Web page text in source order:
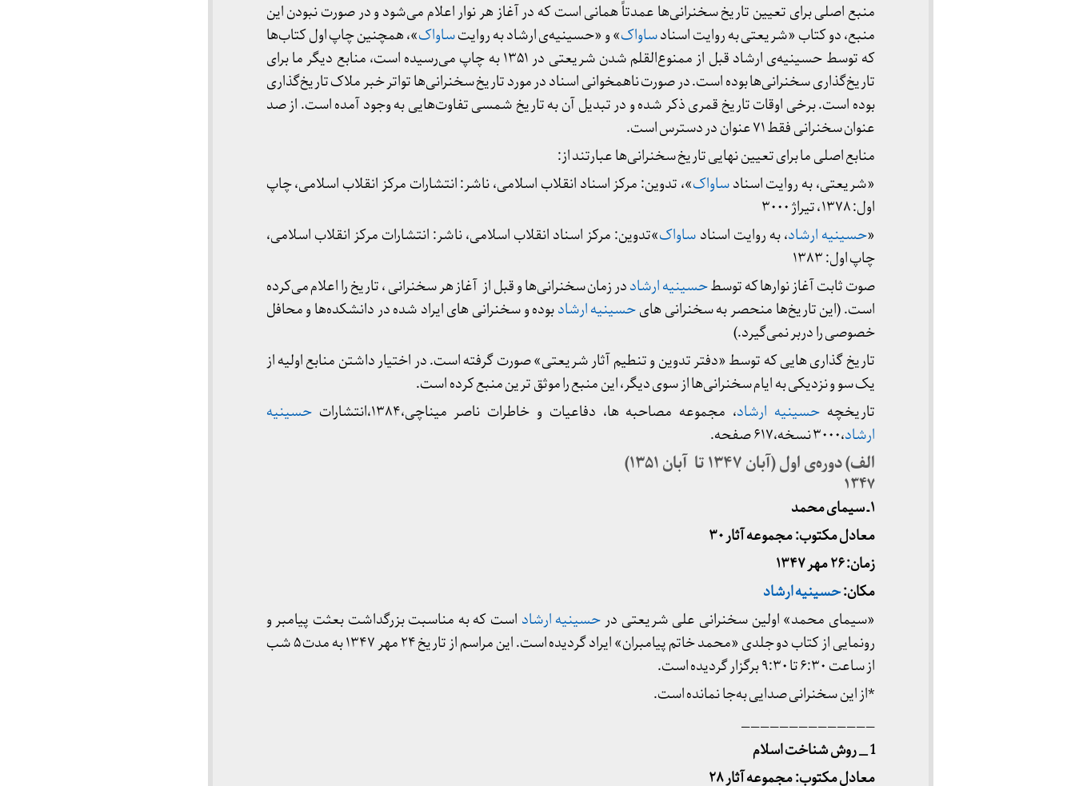
منبع اصلی برای تعیین تاریخ سخنرانی‌ها عمدتاً همانی است که در آغاز هر نوار اعلام می‌شود و در صورت نبودن این
منبع، دو کتاب «شریعتی به روایت اسنادساواک» و «حسینیه‌ی ارشاد به روایتساواک»، همچنین چاپ اول کتاب‌ها
که توسط حسینیه‌ی ارشاد قبل از ممنوع‌القلم شدن شریعتی در ۱۳۵۱ به چاپ می‌رسیده است، منابع دیگر ما برای
تاریخ‌گذاری سخنرانی‌ها بوده است. در صورت ناهمخوانی اسناد در مورد تاریخ سخنرانی‌ها تواتر خبر ملاک تاریخ‌گذاری
بوده است. برخی اوقات تاریخ قمری ذکر شده و در تبدیل آن به تاریخ شمسی تفاوت‌هایی به وجود آمده است. از صد
عنوان سخنرانی فقط ۷۱ عنوان در دسترس است.
منابع اصلی ما برای تعیین نهایی تاریخ سخنرانی‌ها عبارتند از:
«شریعتی، به روایت اسنادساواک»، تدوین: مرکز اسناد انقلاب اسلامی، ناشر: انتشارات مرکز انقلاب اسلامی، چاپ
اول: ۱۳۷۸، تیراژ ۳۰۰۰
«حسینیه ارشاد، به روایت اسناد ساواک»تدوین: مرکز اسناد انقلاب اسلامی، ناشر: انتشارات مرکز انقلاب اسلامی،
چاپ اول: ۱۳۸۳
صوت ثابت آغاز نوارها که توسطحسینیه ارشاددر زمان سخنرانی‌ها و قبل از آغاز هر سخنرانی ، تاریخ را اعلام می‌کرده
است. (این تاریخ‌ها منحصر به سخنرانی هایحسینیه ارشادبوده و سخنرانی های ایراد شده در دانشکده‌ها و محافل
خصوصی را دربر نمی‌گیرد.)
تاریخ گذاری هایی که توسط «دفتر تدوین و تنطیم آثار شریعتی» صورت گرفته است. در اختیار داشتن منابع اولیه از
یک سو و نزدیکی به ایام سخنرانی‌ها از سوی دیگر، این منبع را موثق ترین منبع کرده است.
تاریخچه حسینیه ارشاد، مجموعه مصاحبه ها، دفاعیات و خاطرات ناصر میناچی،۱۳۸۴،انتشارات
حسینیه
ارشاد،۳۰۰۰ نسخه،۶۱۷ صفحه.
الف) دوره‌ی اول (آبان ۱۳۴۷ تا آبان ۱۳۵۱)
۱۳۴۷
۱ ـ سیمای محمد
معادل مکتوب: مجموعه آثار ۳۰
زمان: ۲۶ مهر ۱۳۴۷
مکان:حسینیه ارشاد
«سیمای محمد» اولین سخنرانی علی شریعتی درحسینیه ارشاد است که به مناسبت بزرگداشت بعثت پیامبر و
رونمایی از کتاب دو جلدی «محمد خاتم پیامبران» ایراد گردیده است. این مراسم از تاریخ ۲۴ مهر ۱۳۴۷ به مدت ۵ شب
از ساعت ۶:۳۰ تا ۹:۳۰ برگزار گردیده است.
*از این سخنرانی صدایی به‌جا نمانده است.
______________
1 _ روش شناخت اسلام
معادل مکتوب: مجموعه آثار ۲۸